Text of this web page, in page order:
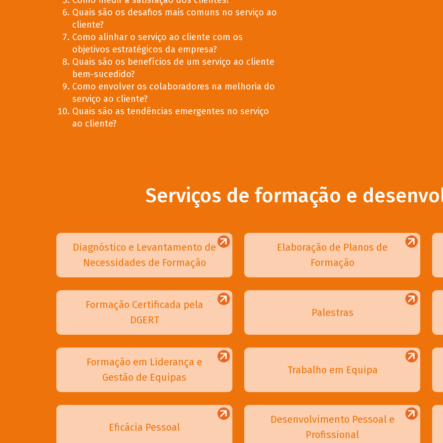
Quais são os desafios mais comuns no serviço ao
cliente?
Como alinhar o serviço ao cliente com os
objetivos estratégicos da empresa?
Quais são os benefícios de um serviço ao cliente
bem-sucedido?
Como envolver os colaboradores na melhoria do
serviço ao cliente?
Quais são as tendências emergentes no serviço
ao cliente?
Serviços de formação e
Diagnóstico e Levantamento de
Necessidades de Formação
Elaboração de Planos de
Formação
Formação Certificada pela
DGERT
Palestras
Formação em Liderança e
Gestão de Equipas
Trabalho em Equipa
Eficácia Pessoal
Desenvolvimento Pessoal e
Profissional